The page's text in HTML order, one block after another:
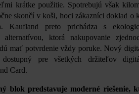
krátke použitie. Spotrebujú však
skončí v koši, hoci zákazníci doklad o
Kaufland preto prichádza s
ktorá nakupovanie
mať potvrdenie vždy poruke. Nový
pre všetkých držiteľov
Card.
blok predstavuje moderné riešenie,